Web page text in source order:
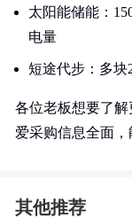
太阳能储能：
电量
短途代步：多块
各位老板想要了
爱采购信息全面，
其他推荐